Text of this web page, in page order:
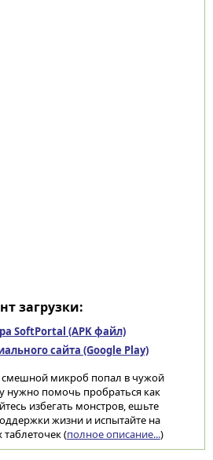
загрузки:
SoftPortal (APK файл)
сайта (Google Play)
микроб попал в чужой
нужно помочь пробраться как
избегать монстров, ешьте
жизни и испытайте на
таблеточек (полное описание...)